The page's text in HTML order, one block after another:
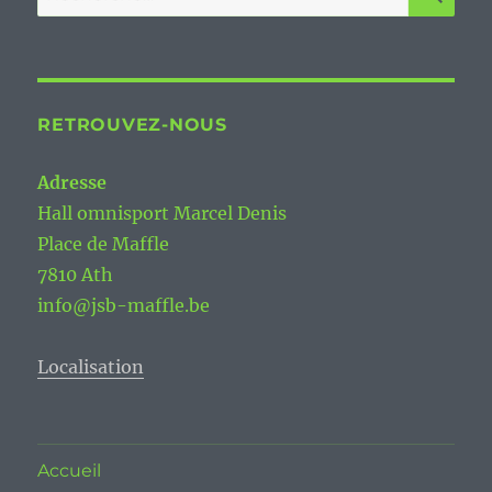
pour :
RETROUVEZ-NOUS
Adresse
Hall omnisport Marcel Denis
Place de Maffle
7810 Ath
info@jsb-maffle.be
Localisation
Accueil